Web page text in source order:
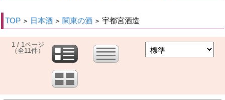
TOP > 日本酒 > 関東の酒 > 宇都宮酒造
1 / 1ページ
（全11件）